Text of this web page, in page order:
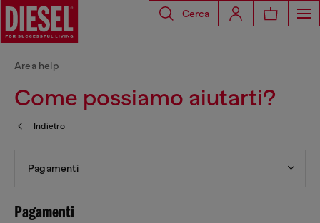
Cerca
Come possiamo aiutarti?
Area help
Indietro
Pagamenti
Pagamenti